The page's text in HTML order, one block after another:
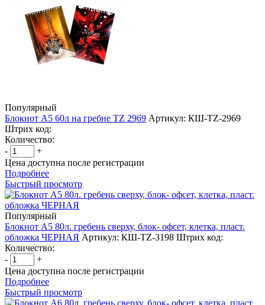
Популярный
Блокнот А5 60л на гребне TZ 2969 Артикул: КШ-TZ-2969
Штрих код:
Количество:
-
+
Цена доступна после регистрации
Подробнее
Быстрый просмотр
Популярный
Блокнот А5 80л. гребень сверху, блок- офсет, клетка, пласт.
обложка ЧЕРНАЯ Артикул: КШ-TZ-3198 Штрих код:
Количество:
-
+
Цена доступна после регистрации
Подробнее
Быстрый просмотр